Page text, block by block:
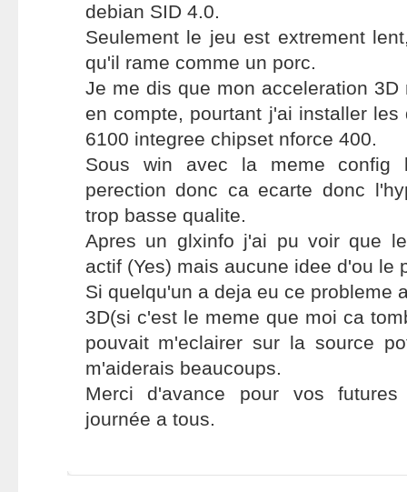
debian SID 4.0.
Seulement le jeu est extrement
qu'il rame comme un porc.
Je me dis que mon acceleration
en compte, pourtant j'ai installer
6100 integree chipset nforce 400.
Sous win avec la meme
perection donc ca ecarte donc
trop basse qualite.
Apres un glxinfo j'ai pu voir que
actif (Yes) mais aucune idee d'ou le
Si quelqu'un a deja eu ce probleme
3D(si c'est le meme que moi ca
pouvait m'eclairer sur la source
m'aiderais beaucoups.
Merci d'avance pour vos
journée a tous.